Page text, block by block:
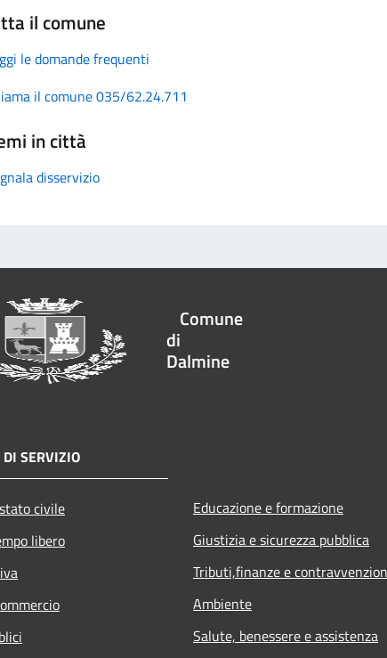
il comune
le domande frequenti
il comune 035/62.24.711
in città
disservizio
Comune
di
Dalmine
DI SERVIZIO
civile
libero
Educazione e formazione
Giustizia e sicurezza pubblica
Tributi,finanze e
Ambiente
Salute, benessere e assistenza